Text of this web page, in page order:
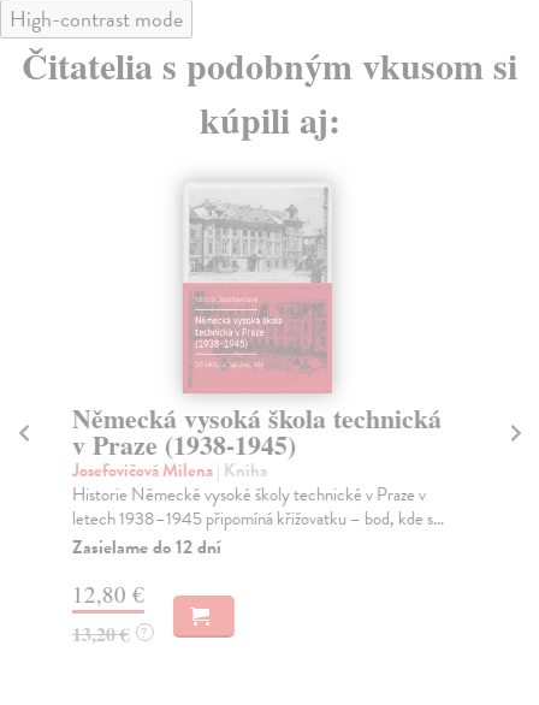
High-contrast mode
Čitatelia s podobným vkusom si
kúpili aj:
Německá vysoká škola technická
v Praze (1938-1945)
Josefovičová Milena| Kniha
Historie Německé vysoké školy technické v Praze v
letech 1938–1945 připomíná křižovatku – bod, kde s...
Zasielame do 12 dní
12,80 €
13,20 € ?